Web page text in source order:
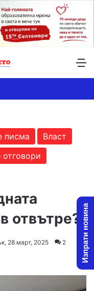
писма
Власт
отвътре?
28 март, 2025 2 Изпрати новина